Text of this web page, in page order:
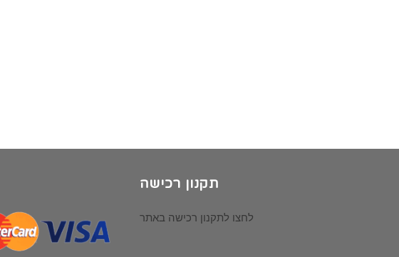
תקנון רכישה
לחצו לתקנון רכישה באתר